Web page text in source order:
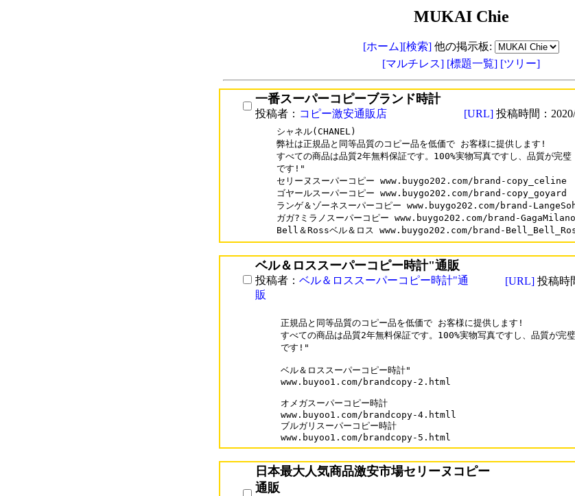
MUKAI Chie
[ホーム][検索] 他の掲示板:
[マルチレス] [標題一覧] [ツリー]
一番スーパーコピーブランド時計
投稿者： コピー激安通販店 [URL] 投稿時間：
シャネル(CHANEL)
弊社は正規品と同等品質のコピー品を低価で お客様に提供します!
すべての商品は品質2年無料保証です。100%実物写真ですし、品質が完璧
です!"
セリーヌスーパーコピー www.buygo202.com/brand-copy_celine
ゴヤールスーパーコピー www.buygo202.com/brand-copy_goyard
ランゲ＆ゾーネスーパーコピー www.buygo202.com/brand-
ガガ?ミラノスーパーコピー www.buygo202.com/brand-
ベル＆ロススーパーコピー時計"通販
投稿者： ベル＆ロススーパーコピー時計"通
販
[URL] 投稿時
正規品と同等品質のコピー品を低価で お客様に提供します!
すべての商品は品質2年無料保証です。100%実物写真ですし、品質が完璧
です!"
ベル＆ロススーパーコピー時計"
www.buyoo1.com/brandcopy-2.html
オメガスーパーコピー時計
www.buyoo1.com/brandcopy-4.htmll
ブルガリスーパーコピー時計
www.buyoo1.com/brandcopy-5.html
日本最大人気商品激安市場セリーヌコピー
通販